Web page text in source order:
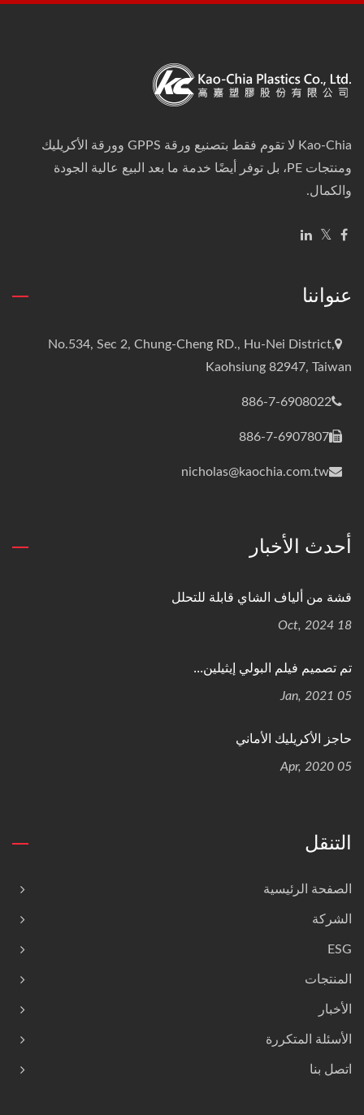
Kao-Chia لا تقوم فقط بتصنيع ورقة GPPS وورقة الأكريليك
ومنتجات PE، بل توفر أيضًا خدمة ما بعد البيع عالية الجودة
والكمال.
عنواننا
No.534, Sec 2, Chung-Cheng RD., Hu-Nei District,
Kaohsiung 82947, Taiwan
886-7-6908022
886-7-6907807
nicholas@kaochia.com.tw
أحدث الأخبار
قشة من ألياف الشاي قابلة للتحلل
18 Oct, 2024
تم تصميم فيلم البولي إيثيلين...
05 Jan, 2021
حاجز الأكريليك الأماني
05 Apr, 2020
التنقل
الصفحة الرئيسية
الشركة
ESG
المنتجات
الأخبار
الأسئلة المتكررة
اتصل بنا